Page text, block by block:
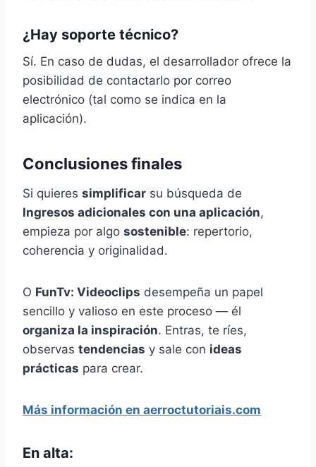
¿Hay soporte técnico?
Sí. En caso de dudas, el desarrollador ofrece la
posibilidad de contactarlo por correo
electrónico (tal como se indica en la
aplicación).
Conclusiones finales
Si quieres simplificar su búsqueda de
Ingresos adicionales con una aplicación,
empieza por algo sostenible: repertorio,
coherencia y originalidad.
O FunTv: Videoclips desempeña un papel
sencillo y valioso en este proceso — él
organiza la inspiración. Entras, te ríes,
observas tendencias y sale con ideas
prácticas para crear.
Más información en aerroctutoriais.com
En alta: